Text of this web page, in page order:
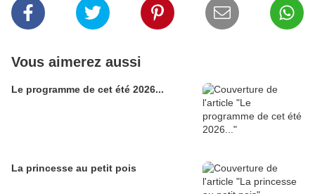
Vous aimerez aussi
Le programme de cet été 2026...
La princesse au petit pois